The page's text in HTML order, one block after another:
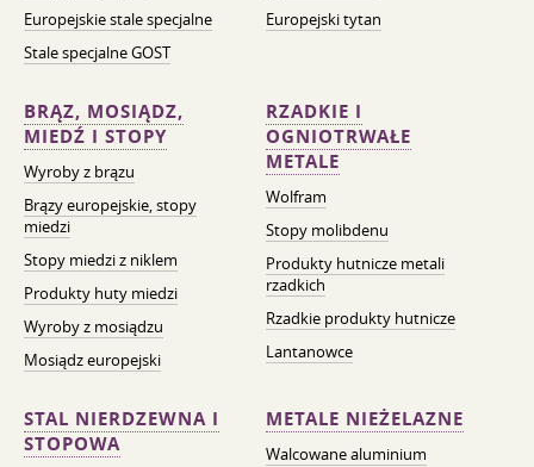
Europejskie stale specjalne
Stale specjalne GOST
Europejski tytan
BRĄZ, MOSIĄDZ,
MIEDŹ I STOPY
Wyroby z brązu
Brązy europejskie, stopy
miedzi
Stopy miedzi z niklem
Produkty huty miedzi
Wyroby z mosiądzu
Mosiądz europejski
RZADKIE I
OGNIOTRWAŁE
METALE
Wolfram
Stopy molibdenu
Produkty hutnicze metali
rzadkich
Rzadkie produkty hutnicze
Lantanowce
STAL NIERDZEWNA I
STOPOWA
METALE NIEŻELAZNE
Walcowane aluminium